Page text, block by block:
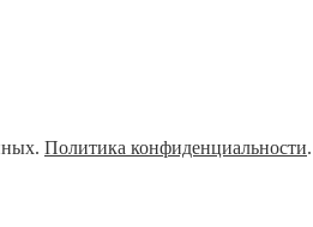
Политика конфиденциальности.